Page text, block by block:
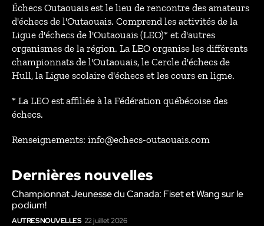
Échecs Outaouais est le lieu de rencontre des amateurs
d'échecs de l'Outaouais. Comprend les activités de la
Ligue d'échecs de l'Outaouais (LEO)* et d'autres
organismes de la région. La LEO organise les différents
championnats de l'Outaouais, le Cercle d'échecs de
Hull, la Ligue scolaire d'échecs et les cours en ligne.
* La LEO est affiliée à la Fédération québécoise des
échecs.
Renseignements: info@echecs-outaouais.com
Dernières nouvelles
Championnat Jeunesse du Canada: Fiset et Wang sur le
podium!
AUTRES NOUVELLES 22 juillet 2026